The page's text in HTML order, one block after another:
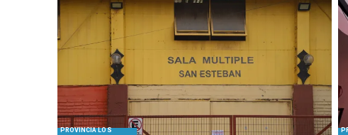
PROVINCIA LOS